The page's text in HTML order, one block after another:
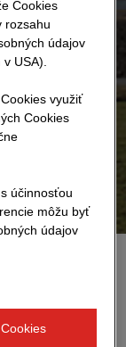
životné
Cookies
rozsahu
údajov
USA).
využiť
Cookies
účinnosťou
môžu byť
údajov